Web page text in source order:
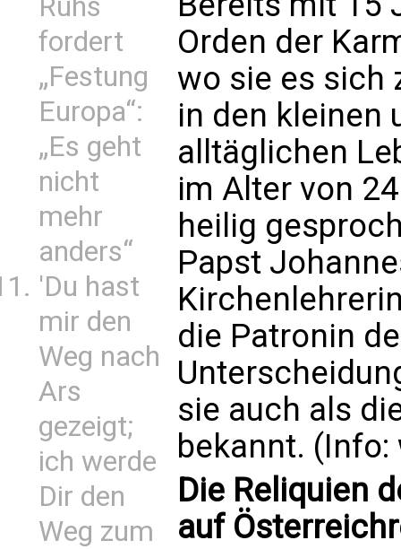
Ruhs
fordert
„Festung
Europa“:
„Es geht
nicht
mehr
anders“
'Du hast
mir den
Weg nach
Ars
gezeigt;
ich werde
Dir den
Weg zum
Orden der
wo sie es sich
in den kleinen
alltäglichen
im Alter von
heilig
Papst
die Patronin
sie auch als
bekannt.
Die Reliquien
auf